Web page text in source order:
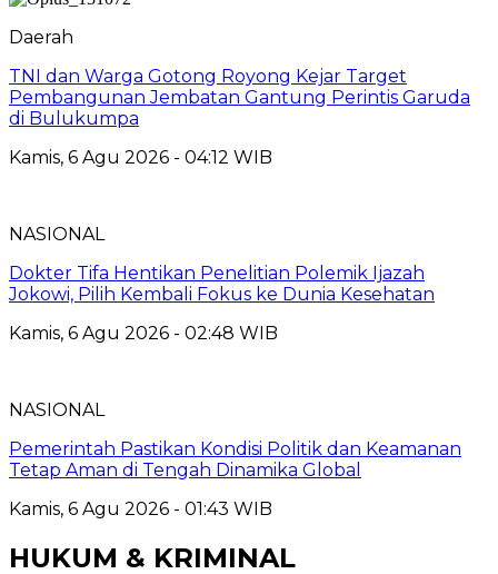
Daerah
TNI dan Warga Gotong Royong Kejar Target
Pembangunan Jembatan Gantung Perintis Garuda
di Bulukumpa
Kamis, 6 Agu 2026 - 04:12 WIB
NASIONAL
Dokter Tifa Hentikan Penelitian Polemik Ijazah
Jokowi, Pilih Kembali Fokus ke Dunia Kesehatan
Kamis, 6 Agu 2026 - 02:48 WIB
NASIONAL
Pemerintah Pastikan Kondisi Politik dan Keamanan
Tetap Aman di Tengah Dinamika Global
Kamis, 6 Agu 2026 - 01:43 WIB
HUKUM & KRIMINAL